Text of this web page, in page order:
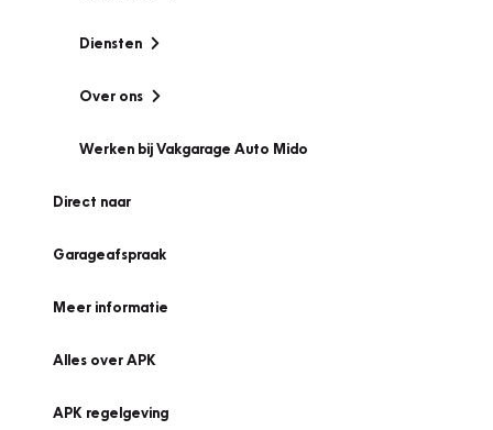
Diensten
Over ons
Werken bij Vakgarage Auto Mido
Direct naar
Garageafspraak
Meer informatie
Alles over APK
APK regelgeving